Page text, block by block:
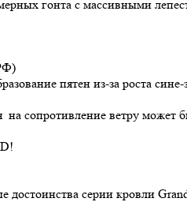
гонта с массивными
пятен из-за роста
сопротивление ветру
достоинства серии кровли